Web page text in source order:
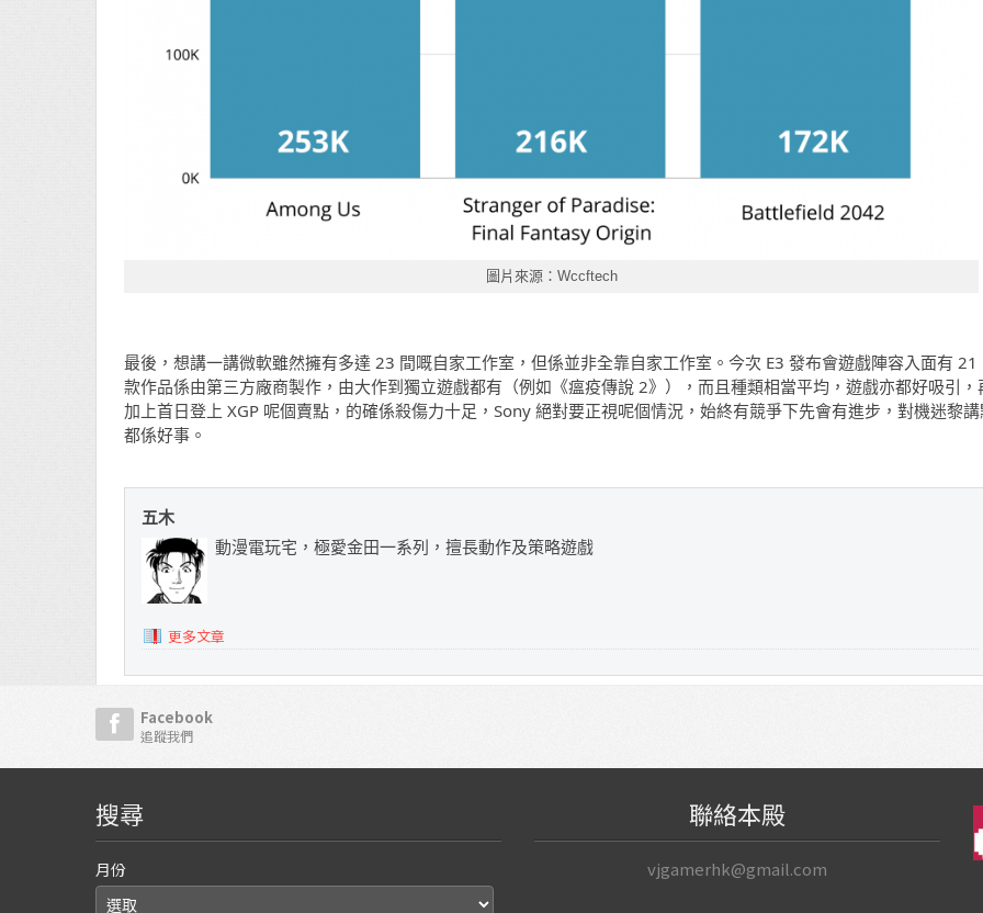
圖片來源：Wccftech
最後，想講一講微軟雖然擁有多達 23 間嘅自家工作室，但係並非全靠自家工作室。今次 E3 發布會遊戲陣容入面有 21
款作品係由第三方廠商製作，由大作到獨立遊戲都有（例如《瘟疫傳說 2》），而且種類相當平均，遊戲亦都好吸引，
加上首日登上 XGP 呢個賣點，的確係殺傷力十足，Sony 絕對要正視呢個情況，始終有競爭下先會有進步，對機迷黎
都係好事。
五木
動漫電玩宅，極愛金田一系列，擅長動作及策略遊戲
更多文章
Facebook
追蹤我們
搜尋
月份
聯絡本殿
vjgamerhk@gmail.com